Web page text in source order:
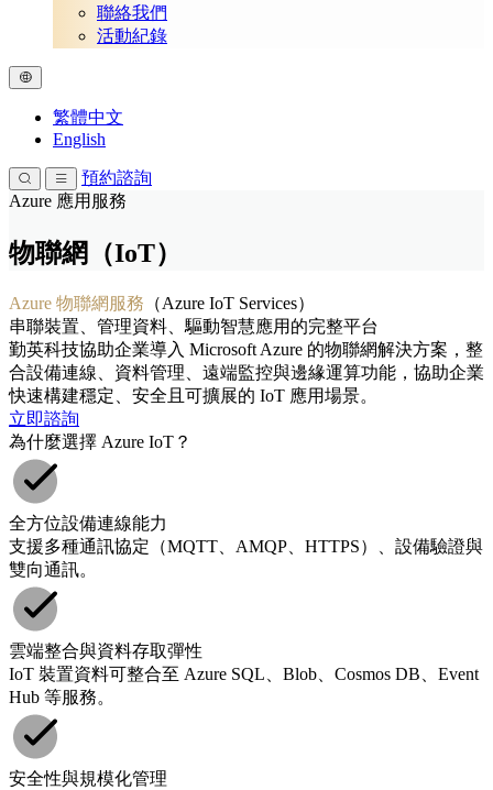
聯絡我們
活動紀錄
繁體中文
English
預約諮詢
Azure 應用服務
物聯網（IoT）
Azure 物聯網服務 （Azure IoT Services）
串聯裝置、管理資料、驅動智慧應用的完整平台
勤英科技協助企業導入 Microsoft Azure 的物聯網解決方案，整
合設備連線、資料管理、遠端監控與邊緣運算功能，協助企業
快速構建穩定、安全且可擴展的 IoT 應用場景。
立即諮詢
為什麼選擇 Azure IoT？
全方位設備連線能力
支援多種通訊協定（MQTT、AMQP、HTTPS）、設備驗證與
雙向通訊。
雲端整合與資料存取彈性
IoT 裝置資料可整合至 Azure SQL、Blob、Cosmos DB、Event
Hub 等服務。
安全性與規模化管理